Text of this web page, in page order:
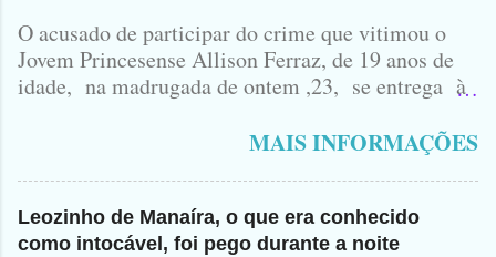
O acusado de participar do crime que vitimou o
Jovem Princesense Allison Ferraz, de 19 anos de
idade, na madrugada de ontem ,23, se entrega à
vulgo ( CORRÓ ) falou como tudo aconteceu ...
MAIS INFORMAÇÕES
Leozinho de Manaíra, o que era conhecido
como intocável, foi pego durante a noite